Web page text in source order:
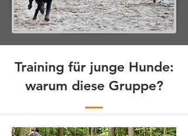
Training für junge Hunde:
warum diese Gruppe?